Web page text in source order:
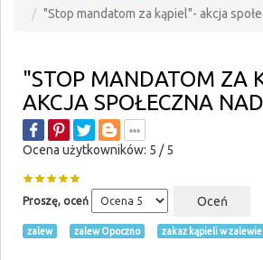
"Stop mandatom za kąpiel"- akcja
"STOP MANDATOM ZA
AKCJA SPOŁECZNA
Ocena użytkowników: 5 /5
Proszę, oceń
zalew zalew Opoczno zakaz kąpieli w zalewie